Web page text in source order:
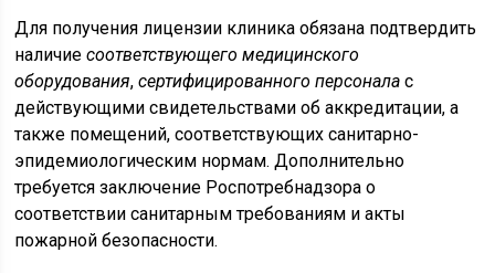
Для получения лицензии клиника обязана подтвердить
наличиесоответствующего медицинского
оборудования,сертифицированного персонала с
действующими свидетельствами об аккредитации, а
также помещений, соответствующих санитарно-
эпидемиологическим нормам. Дополнительно
требуется заключение Роспотребнадзора о
соответствии санитарным требованиям и акты
пожарной безопасности.